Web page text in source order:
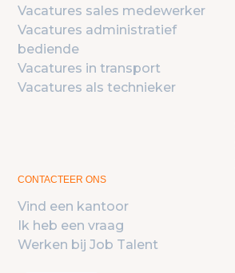
Vacatures sales medewerker
Vacatures administratief
bediende
Vacatures in transport
Vacatures als technieker
CONTACTEER ONS
Vind een kantoor
Ik heb een vraag
Werken bij Job Talent